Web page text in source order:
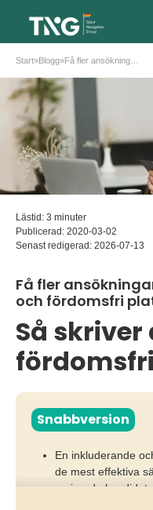
Start»Blogg»
Lästid: 3 minuter
Publicerad: 2020-03-02
Senast redigerad: 2026-07-13
Få fler
och fördomsfri
Så skriver
Snabbversion
En inkluderande
de mest effektiva
varierade